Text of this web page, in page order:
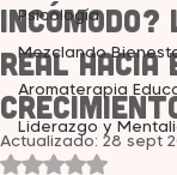
Psicología
Mezclando
Aromaterapia
Liderazgo y
Incómodo?
Real hacia
Actualizado: 28 sept
Obtuvo NaN de